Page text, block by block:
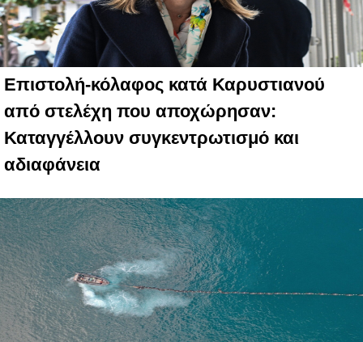
Επιστολή-κόλαφος κατά Καρυστιανού
από στελέχη που αποχώρησαν:
Καταγγέλλουν συγκεντρωτισμό και
αδιαφάνεια